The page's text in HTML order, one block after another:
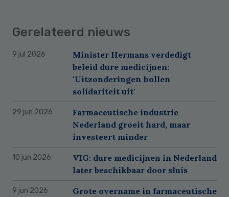
Gerelateerd nieuws
9 jul 2026
Minister Hermans verdedigt
beleid dure medicijnen:
'Uitzonderingen hollen
solidariteit uit'
29 jun 2026
Farmaceutische industrie
Nederland groeit hard, maar
investeert minder
10 jun 2026
VIG: dure medicijnen in Nederland
later beschikbaar door sluis
9 jun 2026
Grote overname in farmaceutische